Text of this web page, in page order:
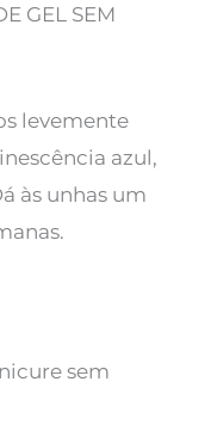
GEL SEM
levemente
azul,
às unhas um
sem